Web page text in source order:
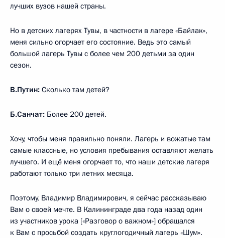
лучших вузов нашей страны.
Но в детских лагерях Тувы, в частности в лагере «Байлак»,
меня сильно огорчает его состояние. Ведь это самый
большой лагерь Тувы с более чем 200 детьми за один
сезон.
В.Путин: Сколько там детей?
Б.Санчат: Более 200 детей.
Хочу, чтобы меня правильно поняли. Лагерь и вожатые там
самые классные, но условия пребывания оставляют желать
лучшего. И ещё меня огорчает то, что наши детские лагеря
работают только три летних месяца.
Поэтому, Владимир Владимирович, я сейчас рассказываю
Вам о своей мечте. В Калининграде два года назад один
из участников урока [«Разговор о важном»] обращался
к Вам с просьбой создать круглогодичный лагерь «Шум».